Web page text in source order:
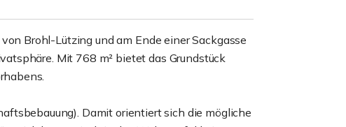
Brohl-Lützing und am Ende einer Sackgasse
Mit 768 m² bietet das Grundstück
Damit orientiert sich die mögliche